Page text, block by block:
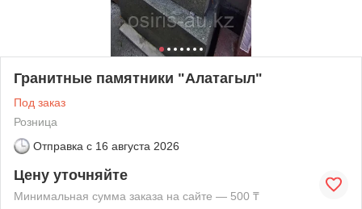
Гранитные памятники "Алатагыл"
Под заказ
Розница
Отправка с 16 августа 2026
Цену уточняйте
Минимальная сумма заказа на сайте — 500 ₸